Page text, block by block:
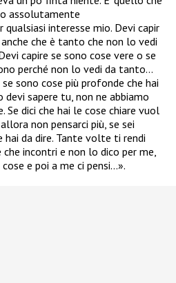
assolutamente
interesse mio. Devi capir
che è tanto che non lo vedi
capire se sono cose vere o se
perché non lo vedi da tanto…
sono cose più profonde che hai
sapere tu, non ne abbiamo
Se dici che hai le cose chiare vuol
non pensarci più, se sei
hai da dire. Tante volte ti rendi
incontri e non lo dico per me,
e poi a me ci pensi…».